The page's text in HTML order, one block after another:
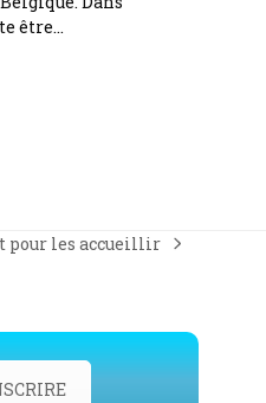
être…
pour les accueillir